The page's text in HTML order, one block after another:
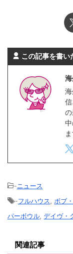
この記事を書い
-ニュース
-フルハウス ボブ
パーボウル デイヴ・
関連記事